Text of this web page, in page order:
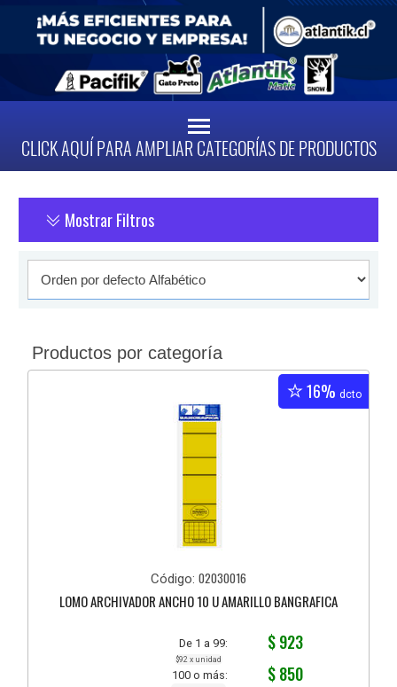
CLICK AQUÍ PARA AMPLIAR CATEGORÍAS DE PRODUCTOS
Mostrar Filtros
Productos por categoría
16% dcto
Código: 02030016
LOMO ARCHIVADOR ANCHO 10 U AMARILLO BANGRAFICA
De 1 a 99: $ 923
$92 x unidad
100 o más: $ 850